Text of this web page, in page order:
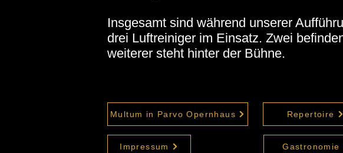
Insgesamt sind während unserer
drei Luftreiniger im Einsatz. Zwei
weiterer steht hinter der Bühne.
Multum in Parvo Opernhaus
Impressum
Repertoire
Gastronomie